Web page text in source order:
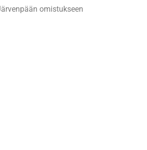
M/S Tapola
omistukseen